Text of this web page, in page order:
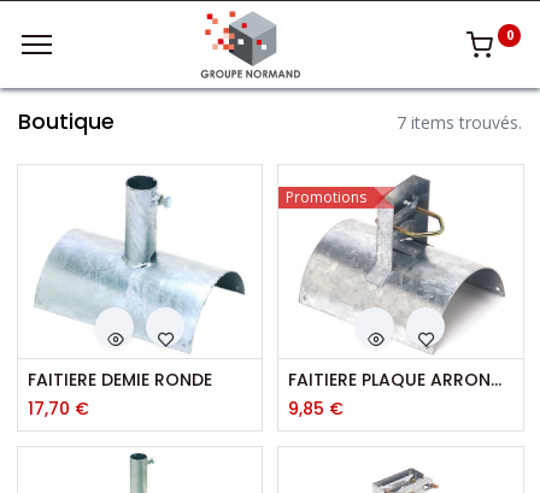
0
Boutique 7 items trouvés.
FAITIERE DEMIE RONDE
17,70 €
FAITIERE PLAQUE ARRONDIE
9,85 €
Promotions